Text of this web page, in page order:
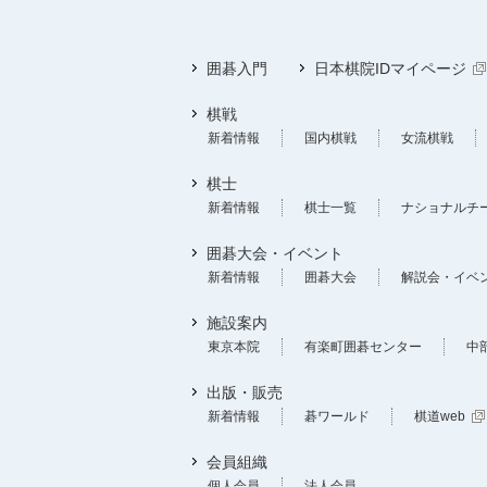
囲碁入門 日本棋院IDマイページ
棋戦
新着情報 国内棋戦 女流棋戦
棋士
新着情報 棋士一覧 ナショナルチ
囲碁大会・イベント
新着情報 囲碁大会 解説会・イベ
施設案内
東京本院 有楽町囲碁センター 中
出版・販売
新着情報 碁ワールド 棋道web
会員組織